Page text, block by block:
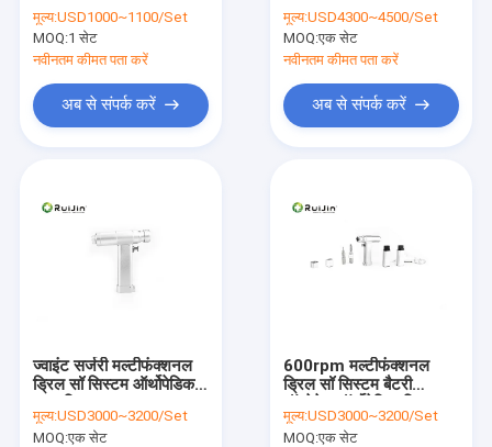
सिस्टम
मूल्य:USD1000~1100/Set
MOQ:1 सेट
नवीनतम कीमत पता करें
अब से संपर्क करें
मूल्य:USD4300~4500/Set
MOQ:एक सेट
नवीनतम कीमत पता करें
अब से संपर्क करें
ज्वाइंट सर्जरी मल्टीफंक्शनल
ड्रिल सॉ सिस्टम ऑर्थोपेडिक
मूल्य:USD3000~3200/Set
MOQ:एक सेट
600rpm मल्टीफंक्शनल
ड्रिल सॉ सिस्टम बैटरी
आईएसओ
मूल्य:USD3000~3200/Set
MOQ:एक सेट